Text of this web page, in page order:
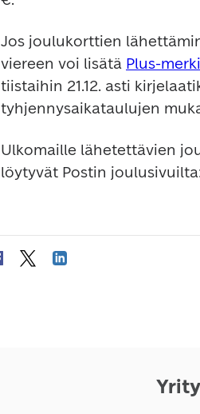
Jos joulukorttien
viereen voi lisätä Plus-
tiistaihin 21.12. asti
tyhjennysaikataulujen
Ulkomaille lähetettävien
löytyvät Postin